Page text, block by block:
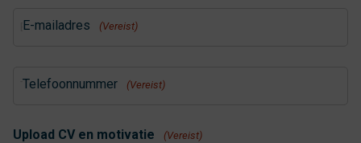
E-mailadres (Vereist)
Telefoonnummer (Vereist)
Upload CV en motivatie (Vereist)